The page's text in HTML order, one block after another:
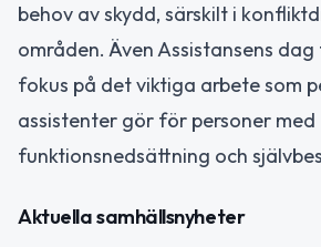
behov av skydd, särskilt i
områden. Även Assistansens
fokus på det viktiga arbete som
assistenter gör för personer med
funktionsnedsättning och
Aktuella samhällsnyheter